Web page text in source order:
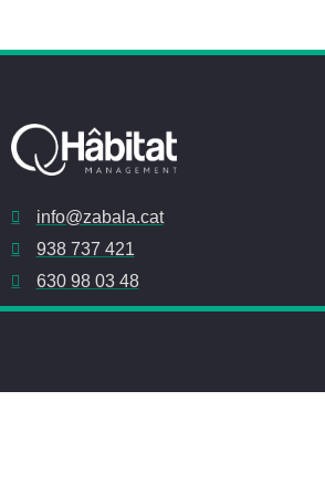
info@zabala.cat
938 737 421
630 98 03 48